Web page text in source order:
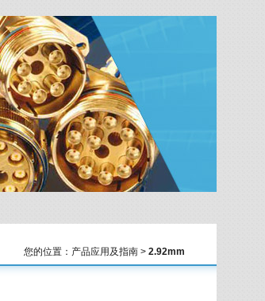
您的位置：产品应用及指南 > 2.92mm